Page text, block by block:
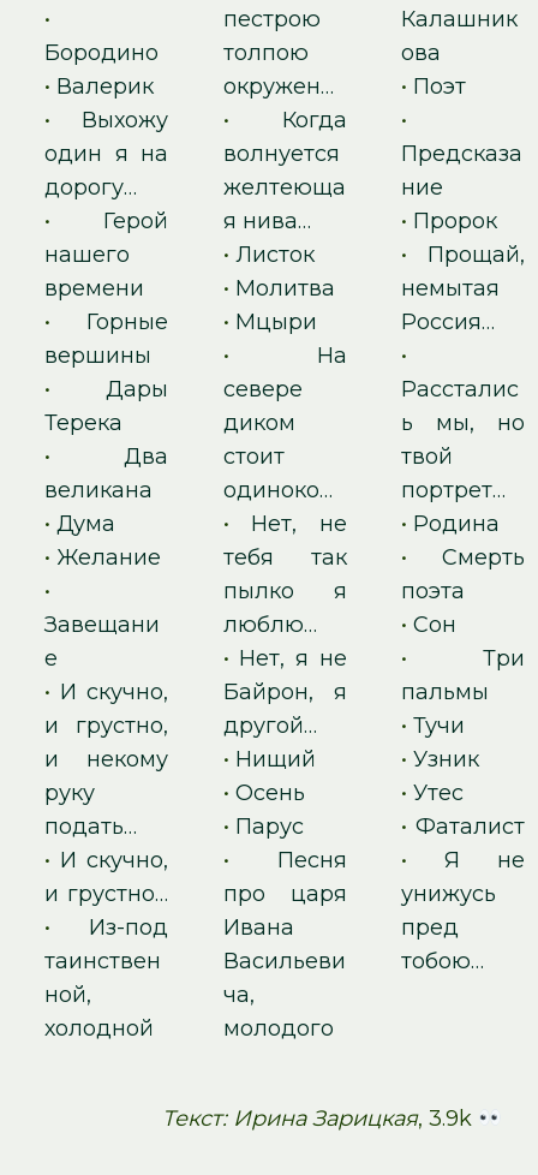
•
Бородино
• Валерик
• Выхожу
один я на
дорогу…
• Герой
нашего
времени
• Горные
вершины
• Дары
Терека
• Два
великана
• Дума
• Желание
•
Завещани
е
• И скучно,
и грустно,
и некому
руку
подать…
• И скучно,
и грустно…
• Из-под
таинствен
ной,
холодной
пестрою
толпою
окружен…
• Когда
волнуется
желтеюща
я нива…
• Листок
• Молитва
• Мцыри
• На
севере
диком
стоит
одиноко…
• Нет, не
тебя так
пылко я
люблю…
• Нет, я не
Байрон, я
другой…
• Нищий
• Осень
• Парус
• Песня
про царя
Ивана
Васильеви
ча,
молодого
Калашник
ова
• Поэт
•
Предсказа
ние
• Пророк
• Прощай,
немытая
Россия…
•
Рассталис
ь мы, но
твой
портрет…
• Родина
•Смерть
поэта
•Сон
•Три
пальмы
•Тучи
•Узник
•Утес
•Фаталист
•Я не
унижусь
пред
тобою…
Текст: Ирина Зарицкая, 3.9k